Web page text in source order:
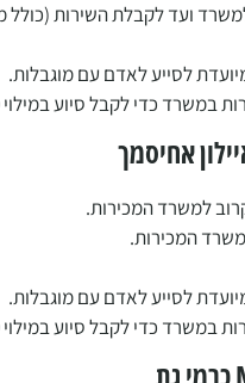
ועד לקבלת השירות (כולל
לסייע לאדם עם מוגבלות.
במשרד כדי לקבל סיוע
אחיסמך
למשרד המכירות.
המכירות.
לסייע לאדם עם מוגבלות.
במשרד כדי לקבל סיוע